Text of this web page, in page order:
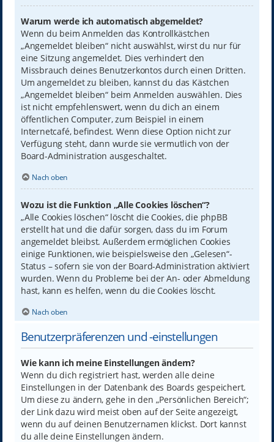
Warum werde ich automatisch abgemeldet?
Wenn du beim Anmelden das Kontrollkästchen
„Angemeldet bleiben“ nicht auswählst, wirst du nur für
eine Sitzung angemeldet. Dies verhindert den
Missbrauch deines Benutzerkontos durch einen Dritten.
Um angemeldet zu bleiben, kannst du das Kästchen
„Angemeldet bleiben“ beim Anmelden auswählen. Dies
ist nicht empfehlenswert, wenn du dich an einem
öffentlichen Computer, zum Beispiel in einem
Internetcafé, befindest. Wenn diese Option nicht zur
Verfügung steht, dann wurde sie vermutlich von der
Board-Administration ausgeschaltet.
Nach oben
Wozu ist die Funktion „Alle Cookies löschen“?
„Alle Cookies löschen“ löscht die Cookies, die phpBB
erstellt hat und die dafür sorgen, dass du im Forum
angemeldet bleibst. Außerdem ermöglichen Cookies
einige Funktionen, wie beispielsweise den „Gelesen“-
Status – sofern sie von der Board-Administration aktiviert
wurden. Wenn du Probleme bei der An- oder Abmeldung
hast, kann es helfen, wenn du die Cookies löscht.
Nach oben
Benutzerpräferenzen und -einstellungen
Wie kann ich meine Einstellungen ändern?
Wenn du dich registriert hast, werden alle deine
Einstellungen in der Datenbank des Boards gespeichert.
Um diese zu ändern, gehe in den „Persönlichen Bereich“;
der Link dazu wird meist oben auf der Seite angezeigt,
wenn du auf deinen Benutzernamen klickst. Dort kannst
du alle deine Einstellungen ändern.